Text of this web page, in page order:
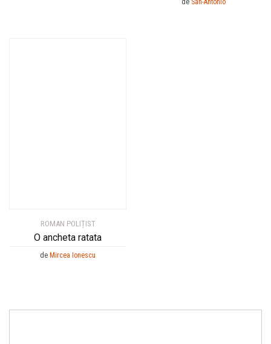
de San-Antonio
ROMAN POLIȚIST
O ancheta ratata
de Mircea Ionescu